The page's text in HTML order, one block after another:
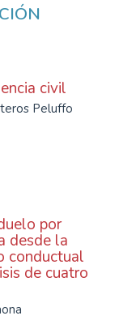
civil
Peluffo
por
desde la
conductual
de cuatro